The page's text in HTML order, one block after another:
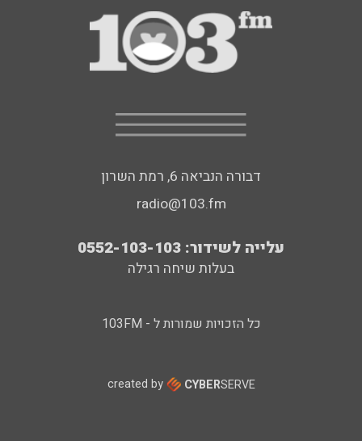
דבורה הנביאה 6, רמת השרון
radio@103.fm
עלייה לשידור: 0552-103-103
בעלות שיחה רגילה
כל הזכויות שמורות ל - 103FM
created by CYBERSERVE